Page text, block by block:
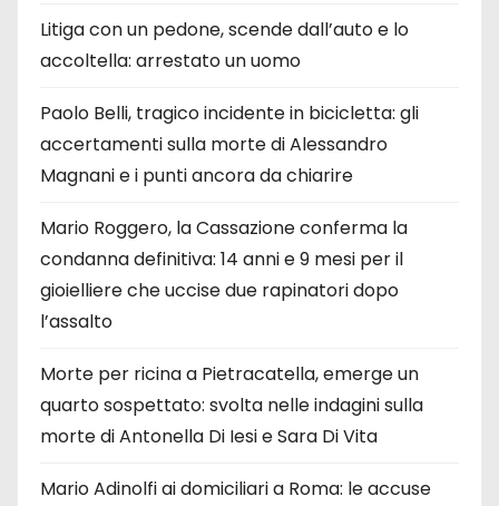
Litiga con un pedone, scende dall’auto e lo
accoltella: arrestato un uomo
Paolo Belli, tragico incidente in bicicletta: gli
accertamenti sulla morte di Alessandro
Magnani e i punti ancora da chiarire
Mario Roggero, la Cassazione conferma la
condanna definitiva: 14 anni e 9 mesi per il
gioielliere che uccise due rapinatori dopo
l’assalto
Morte per ricina a Pietracatella, emerge un
quarto sospettato: svolta nelle indagini sulla
morte di Antonella Di Iesi e Sara Di Vita
Mario Adinolfi ai domiciliari a Roma: le accuse